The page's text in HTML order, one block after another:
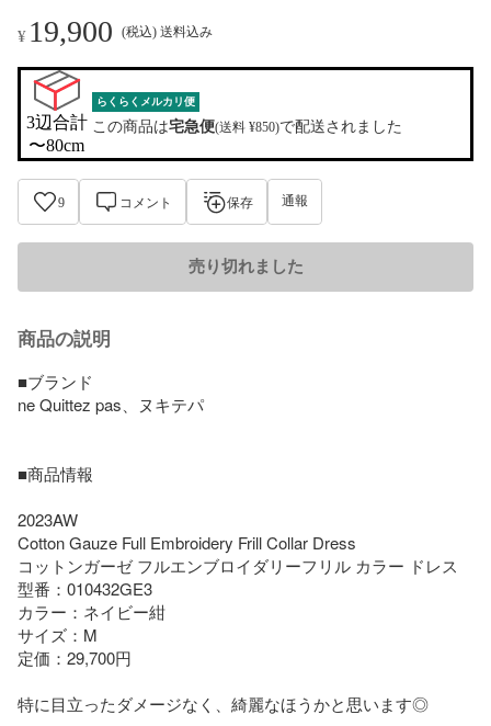
¥ 19,900 (税込) 送料込み
3辺合計
〜80cm
らくらくメルカリ便
この商品は宅急便(送料 ¥850)で配送されました
9 コメント 保存 通報
売り切れました
商品の説明
■ブランド
ne Quittez pas、ヌキテパ
■商品情報
2023AW
Cotton Gauze Full Embroidery Frill Collar Dress
コットンガーゼ フルエンブロイダリーフリル カラー ドレス
型番：010432GE3
カラー：ネイビー紺
サイズ：M
定価：29,700円
特に目立ったダメージなく、綺麗なほうかと思います◎